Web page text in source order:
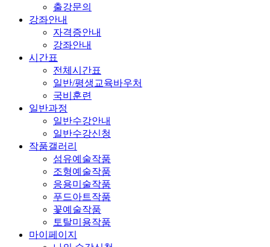
출강문의
강좌안내
자격증안내
강좌안내
시간표
전체시간표
일반/평생교육바우처
국비훈련
일반과정
일반수강안내
일반수강신청
작품갤러리
섬유예술작품
조형예술작품
응용미술작품
푸드아트작품
꽃예술작품
토탈미용작품
마이페이지